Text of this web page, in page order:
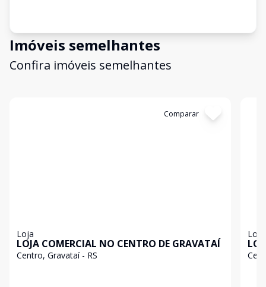
Imóveis semelhantes
Confira imóveis semelhantes
Comparar
Loja
LOJA COMERCIAL NO CENTRO DE GRAVATAÍ
Centro, Gravataí - RS
Loja